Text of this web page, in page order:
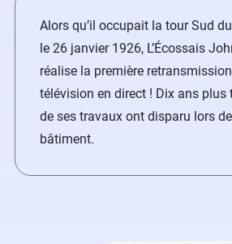
Alors qu’il occupait la tour Sud
le 26 janvier 1926, L’Écossais
réalise la première
télévision en direct ! Dix ans plus
de ses travaux ont disparu lors
bâtiment.